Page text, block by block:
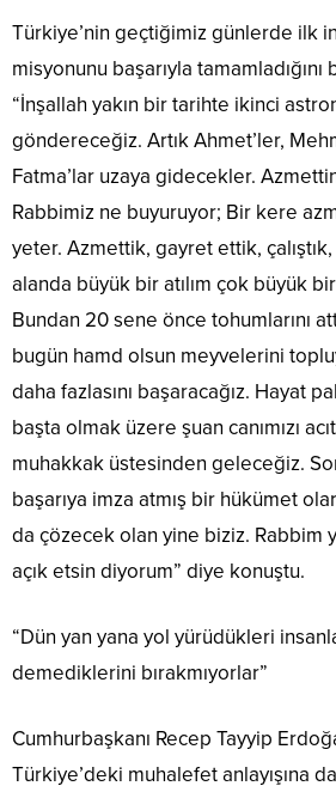
Türkiye’nin geçtiğimiz günlerde ilk
misyonunu başarıyla
“İnşallah yakın bir tarihte ikinci
göndereceğiz. Artık Ahmet’ler,
Fatma’lar uzaya gidecekler.
Rabbimiz ne buyuruyor; Bir kere
yeter. Azmettik, gayret ettik,
alanda büyük bir atılım çok büyük
Bundan 20 sene önce tohumlarını
bugün hamd olsun meyvelerini
daha fazlasını başaracağız. Hayat
başta olmak üzere şuan canımızı
muhakkak üstesinden geleceğiz.
başarıya imza atmış bir hükümet
da çözecek olan yine biziz. Rabbim
açık etsin diyorum” diye konuştu.
“Dün yan yana yol yürüdükleri
demediklerini bırakmıyorlar”
Cumhurbaşkanı Recep Tayyip
Türkiye’deki muhalefet anlayışına